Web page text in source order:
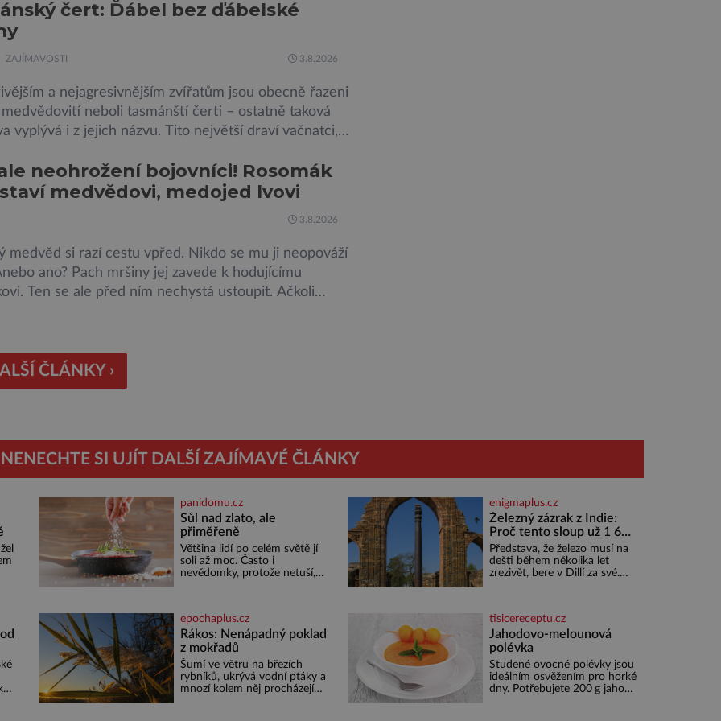
Pavouci, štíři či klíšťata jsou členovci patřící do
Vyznačují se takzvanými chelicerami, které
právě […]
čert: Ďábel bez ďábelské
ZAJÍMAVOSTI 3.8.2026
a nejagresivnějším zvířatům jsou obecně řazeni
neboli tasmánští čerti – ostatně taková
vyplývá i z jejich názvu. Tito největší draví vačnatci,
vůbec nezaslouží. Fakticky se totiž spíše než o
nebezpečné vzteklouny jedná o plaché živočichy.
neohrožení bojovníci! Rosomák
medvědovi, medojed lvovi
3.8.2026
medvěd si razí cestu vpřed. Nikdo se mu ji neopováží
ano? Pach mršiny jej zavede k hodujícímu
Ten se ale před ním nechystá ustoupit. Ačkoli
a […]ČLÁNKY ›
NENECHTE SI UJÍT DALŠÍ ZAJÍMAVÉ ČLÁNKY
panidomu.cz
Sůl nad zlato, ale
přiměřeně
Většina lidí po celém světě jí
soli až moc. Často i
nevědomky, protože netuší,
sladkých. Sůl je zdravá Ale
v ani ne třetinovém množství,
než je pro většinu populace
běžné. Její základní složky–
sodík a chlór – jsou zásadní
pro správné hospodaření
enigmaplus.cz
Železný zázrak z Indie:
Proč tento sloup už 1 600
let nezná rez?
Představa, že železo musí na
dešti během několika let
zrezivět, bere v Dillí za své.
přibližně 1 600 let odolává
počasí
epochaplus.cz
Rákos: Nenápadný poklad
z mokřadů
Šumí ve větru na březích
rybníků, ukrývá vodní ptáky a
mnozí kolem něj procházejí
tisicereceptu.cz
Jahodovo-melounová
polévka
Studené ovocné polévky jsou
ideálním osvěžením pro horké
dny. Potřebujete 200 g jahod